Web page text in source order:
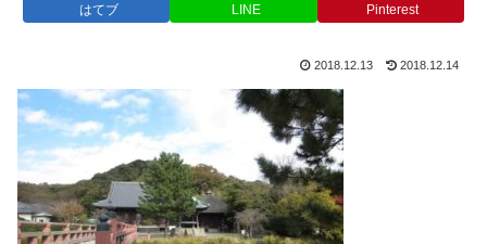
はてブ LINE Pinterest
2018.12.13 2018.12.14